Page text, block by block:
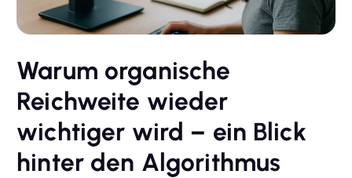
Warum organische
Reichweite wieder
wichtiger wird – ein Blick
hinter den Algorithmus